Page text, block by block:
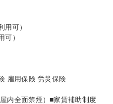
用可）
可）
雇用保険 労災保険
内全面禁煙）■家賃補助制度